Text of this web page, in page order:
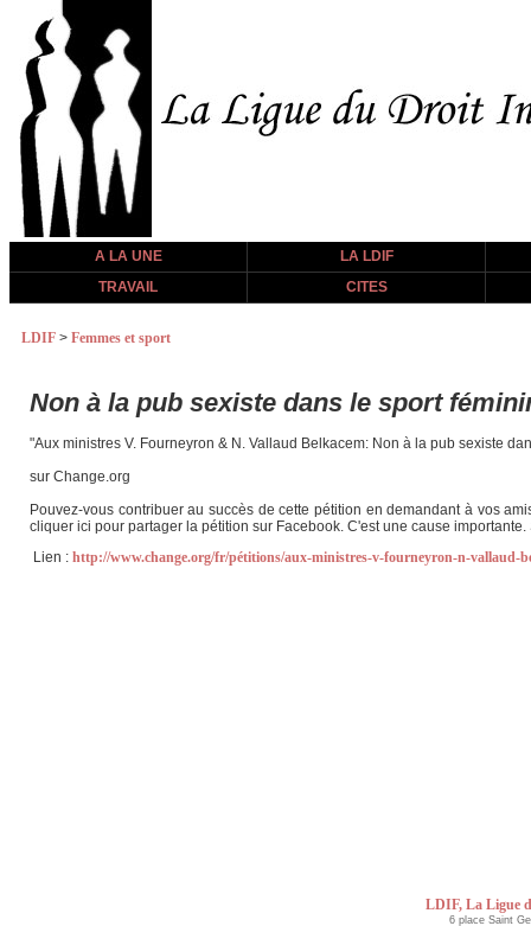
A LA UNE
LA LDIF
TRAVAIL
CITES
LDIF > Femmes et sport
Non à la pub sexiste dans le sport
"Aux ministres V. Fourneyron & N. Vallaud Belkacem: Non à la pub sexiste
sur Change.org
Pouvez-vous contribuer au succès de cette pétition en demandant à vos
cliquer ici pour partager la pétition sur Facebook. C'est une cause
Lien : http://www.change.org/fr/pétitions/aux-ministres-v-fourneyron-n-vallaud-
LDIF, La Ligue
6 place Saint